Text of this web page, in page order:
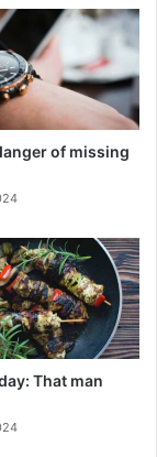
of missing
That man